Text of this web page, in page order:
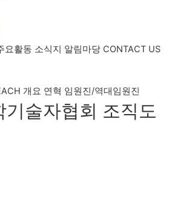
요활동 소식지 알림마당 CONTACT US
개요 연혁 임원진/역대임원진
술자협회 조직도